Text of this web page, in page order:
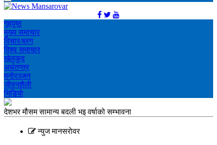
गृहपृष्ठ
मुख्य समाचार
विचार/ब्लग
विश्व समाचार
खेलकुद
अर्थतन्त्र
मनोरञ्‍जन
जीवनशैली
भिडियाे
देशभर मौसम सामान्य बदली भइ वर्षाको सम्भावना
न्युज मानसराेवर